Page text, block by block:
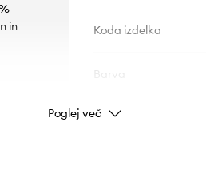
in
Koda izdelka
Znamka
Poglej več